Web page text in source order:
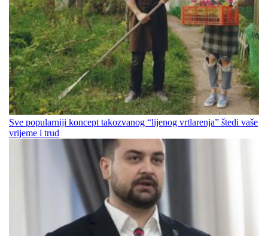
Sve popularniji koncept takozvanog “lijenog vrtlarenja” štedi vaše
vrijeme i trud